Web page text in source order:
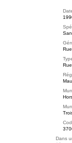
Rue
Dans